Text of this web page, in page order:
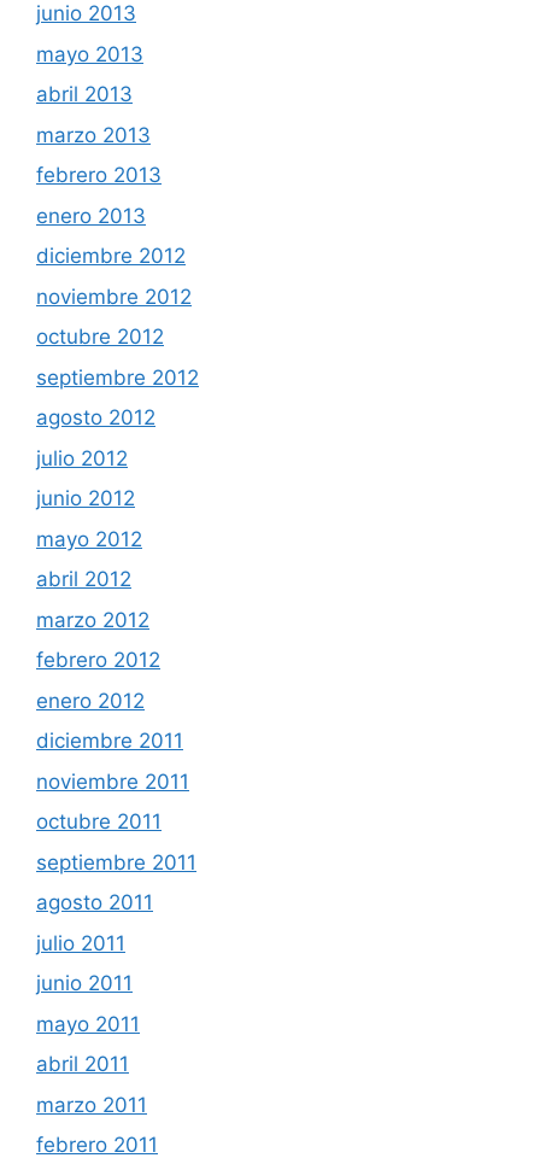
junio 2013
mayo 2013
abril 2013
marzo 2013
febrero 2013
enero 2013
diciembre 2012
noviembre 2012
octubre 2012
septiembre 2012
agosto 2012
julio 2012
junio 2012
mayo 2012
abril 2012
marzo 2012
febrero 2012
enero 2012
diciembre 2011
noviembre 2011
octubre 2011
septiembre 2011
agosto 2011
julio 2011
junio 2011
mayo 2011
abril 2011
marzo 2011
febrero 2011